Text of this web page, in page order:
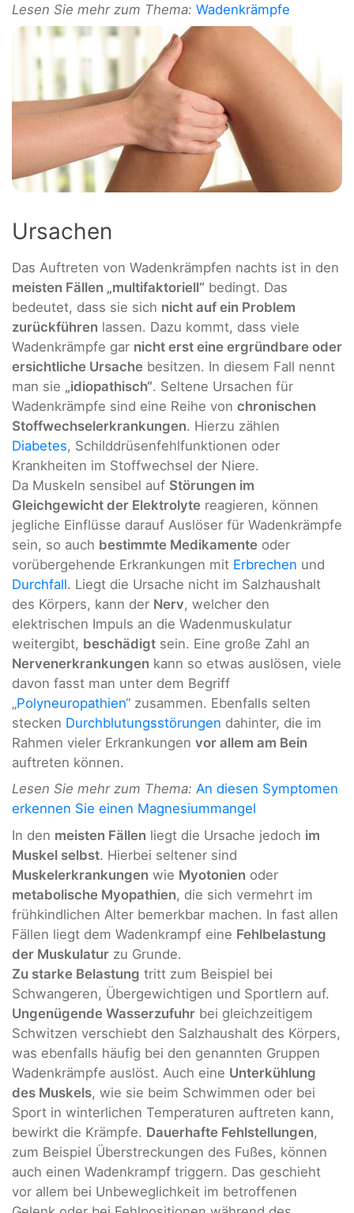
Lesen Sie mehr zum Thema: Wadenkrämpfe
Ursachen
Das Auftreten von Wadenkrämpfen nachts ist in den
meisten Fällen „multifaktoriell“ bedingt. Das
bedeutet, dass sie sich nicht auf ein Problem
zurückführen lassen. Dazu kommt, dass viele
Wadenkrämpfe gar nicht erst eine ergründbare oder
ersichtliche Ursache besitzen. In diesem Fall nennt
man sie „idiopathisch“. Seltene Ursachen für
Wadenkrämpfe sind eine Reihe von chronischen
Stoffwechselerkrankungen. Hierzu zählen
Diabetes, Schilddrüsenfehlfunktionen oder
Krankheiten im Stoffwechsel der Niere.
Da Muskeln sensibel auf Störungen im
Gleichgewicht der Elektrolyte reagieren, können
jegliche Einflüsse darauf Auslöser für Wadenkrämpfe
sein, so auch bestimmte Medikamente oder
vorübergehende Erkrankungen mit Erbrechen und
Durchfall. Liegt die Ursache nicht im Salzhaushalt
des Körpers, kann der Nerv, welcher den
elektrischen Impuls an die Wadenmuskulatur
weitergibt, beschädigt sein. Eine große Zahl an
Nervenerkrankungen kann so etwas auslösen, viele
davon fasst man unter dem Begriff
„Polyneuropathien“ zusammen. Ebenfalls selten
stecken Durchblutungsstörungen dahinter, die im
Rahmen vieler Erkrankungen vor allem am Bein
auftreten können.
Lesen Sie mehr zum Thema: An diesen Symptomen
erkennen Sie einen Magnesiummangel
In den meisten Fällen liegt die Ursache jedoch im
Muskel selbst. Hierbei seltener sind
Muskelerkrankungen wie Myotonien oder
metabolische Myopathien, die sich vermehrt im
frühkindlichen Alter bemerkbar machen. In fast allen
Fällen liegt dem Wadenkrampf eine Fehlbelastung
der Muskulatur zu Grunde.
Zu starke Belastung tritt zum Beispiel bei
Schwangeren, Übergewichtigen und Sportlern auf.
Ungenügende Wasserzufuhr bei gleichzeitigem
Schwitzen verschiebt den Salzhaushalt des Körpers,
was ebenfalls häufig bei den genannten Gruppen
Wadenkrämpfe auslöst. Auch eine Unterkühlung
des Muskels, wie sie beim Schwimmen oder bei
Sport in winterlichen Temperaturen auftreten kann,
bewirkt die Krämpfe. Dauerhafte Fehlstellungen,
zum Beispiel Überstreckungen des Fußes, können
auch einen Wadenkrampf triggern. Das geschieht
vor allem bei Unbeweglichkeit im betroffenen